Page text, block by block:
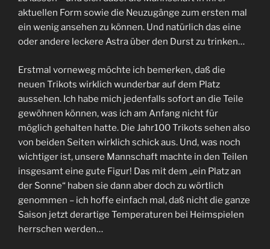
aktuellen Form sowie die Neuzugänge zum ersten mal
ein wenig ansehen zu können. Und natürlich das eine
oder andere leckere Astra über den Durst zu trinken…
Erstmal vorneweg möchte ich bemerken, daß die
neuen Trikots wirklich wunderbar auf dem Platz
aussehen. Ich habe mich jedenfalls sofort an die Teile
gewöhnen können, was ich am Anfang nicht für
möglich gehalten hatte. Die Jahr100 Trikots sehen also
von beiden Seiten wirklich schick aus. Und, was noch
wichtiger ist, unsere Mannschaft machte in den Teilen
insgesamt eine gute Figur! Das mit dem „ein Platz an
der Sonne“ haben sie dann aber doch zu wörtlich
genommen – ich hoffe einfach mal, daß nicht die ganze
Saison jetzt derartige Temperaturen bei Heimspielen
herrschen werden…